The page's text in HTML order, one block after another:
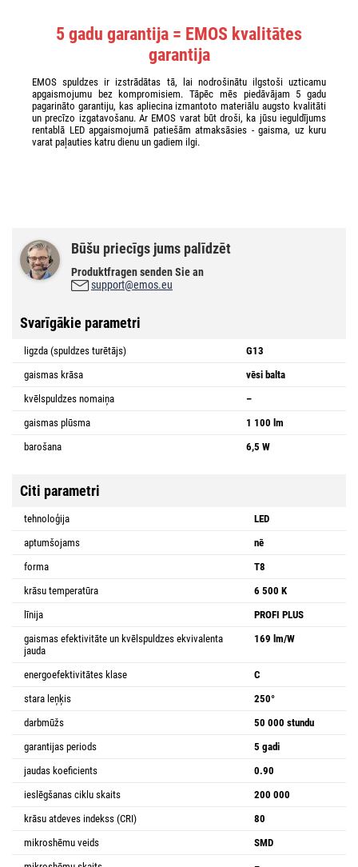
5 gadu garantija = EMOS kvalitātes
garantija
EMOS spuldzes ir izstrādātas tā, lai nodrošinātu ilgstoši uzticamu
apgaismojumu bez kompromisiem. Tāpēc mēs piedāvājam 5 gadu
pagarināto garantiju, kas apliecina izmantoto materiālu augsto kvalitāti
un precīzo izgatavošanu. Ar EMOS varat būt droši, ka jūsu ieguldījums
rentablā LED apgaismojumā patiešām atmaksāsies - gaisma, uz kuru
varat paļauties katru dienu un gadiem ilgi.
Būšu priecīgs jums palīdzēt
Produktfragen senden Sie an
support@emos.eu
Svarīgākie parametri
ligzda (spuldzes turētājs)
G13
gaismas krāsa
vēsi balta
kvēlspuldzes nomaiņa
–
gaismas plūsma
1 100 lm
barošana
6,5 W
Citi parametri
tehnoloģija
LED
aptumšojams
nē
forma
T8
krāsu temperatūra
6 500 K
līnija
PROFI PLUS
gaismas efektivitāte un kvēlspuldzes ekvivalenta
jauda
169 lm/W
energoefektivitātes klase
C
stara leņķis
250°
darbmūžs
50 000 stundu
garantijas periods
5 gadi
jaudas koeficients
0.90
ieslēgšanas ciklu skaits
200 000
krāsu atdeves indekss (CRI)
80
mikroshēmu veids
SMD